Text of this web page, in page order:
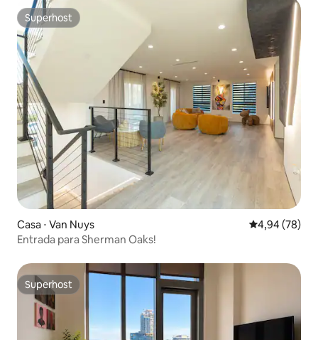
Superhost
Superhost
Casa ⋅ Van Nuys 4,94 de uma
4,94 (78)
Entrada para Sherman Oaks!
Superhost
Superhost